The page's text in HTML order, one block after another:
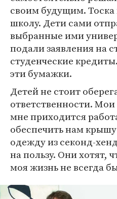
своим будущим.
школу. Дети сами
выбранные ими
подали заявления на
студенческие
эти бумажки.
Детей не стоит
ответственности.
мне приходится
обеспечить нам
одежду из секонд-
на пользу. Они хотят,
моя жизнь не всегда